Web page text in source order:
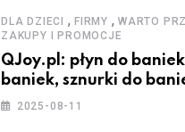
DLA DZIECI , FIRMY , WARTO
ZAKUPY I PROMOCJE
QJoy.pl: płyn do
baniek, sznurki do
zestawy do baniek
2025-08-11